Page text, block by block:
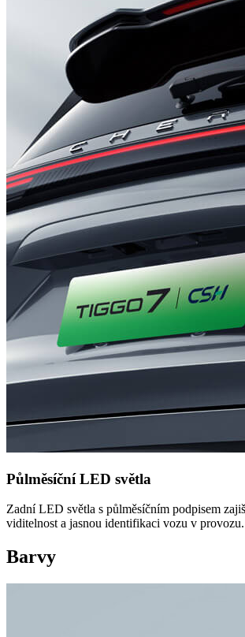
Půlměsíční LED světla
Zadní LED světla s půlměsíčním podpisem
viditelnost a jasnou identifikaci vozu v provozu.
Barvy